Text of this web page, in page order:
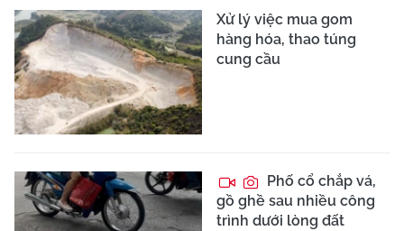
Xử lý việc mua gom
hàng hóa, thao túng
cung cầu
Phố cổ chắp vá,
gồ ghề sau nhiều công
trình dưới lòng đất